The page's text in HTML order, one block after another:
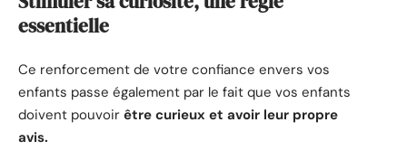
essentielle
Ce renforcement de votre confiance envers vos
enfants passe également par le fait que vos enfants
doivent pouvoir être curieux et avoir leur propre
avis.